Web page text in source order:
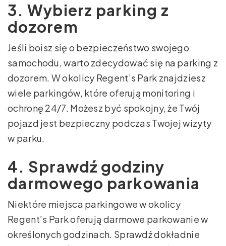
3. Wybierz parking z
dozorem
Jeśli boisz się o bezpieczeństwo swojego
samochodu, warto zdecydować się na parking z
dozorem. W okolicy Regent’s Park znajdziesz
wiele parkingów, które oferują monitoring i
ochronę 24/7. Możesz być spokojny, że Twój
pojazd jest bezpieczny podczas Twojej wizyty
w parku.
4. Sprawdź godziny
darmowego parkowania
Niektóre miejsca parkingowe w okolicy
Regent’s Park oferują darmowe parkowanie w
określonych godzinach. Sprawdź dokładnie